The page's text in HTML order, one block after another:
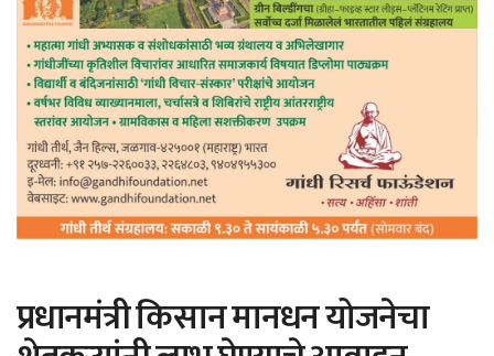
प्रधानमंत्री किसान मानधन योजनेचा